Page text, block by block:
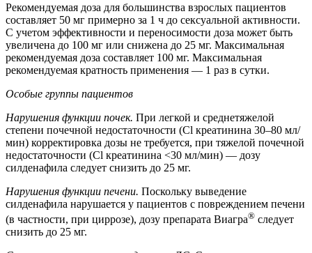
Рекомендуемая доза для большинства взрослых пациентов
составляет 50 мг примерно за 1 ч до сексуальной активности.
С учетом эффективности и переносимости доза может быть
увеличена до 100 мг или снижена до 25 мг. Максимальная
рекомендуемая доза составляет 100 мг. Максимальная
рекомендуемая кратность применения — 1 раз в сутки.
Особые группы пациентов
Нарушения функции почек. При легкой и среднетяжелой
степени почечной недостаточности (Cl креатинина 30–80 мл/
мин) корректировка дозы не требуется, при тяжелой почечной
недостаточности (Cl креатинина <30 мл/мин) — дозу
силденафила следует снизить до 25 мг.
Нарушения функции печени. Поскольку выведение
силденафила нарушается у пациентов с повреждением печени
(в частности, при циррозе), дозу препарата Виагра® следует
снизить до 25 мг.